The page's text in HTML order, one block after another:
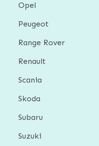
Opel
Peugeot
Range Rover
Renault
Scania
Skoda
Subaru
Suzuki